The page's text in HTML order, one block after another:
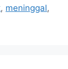
, meninggal,